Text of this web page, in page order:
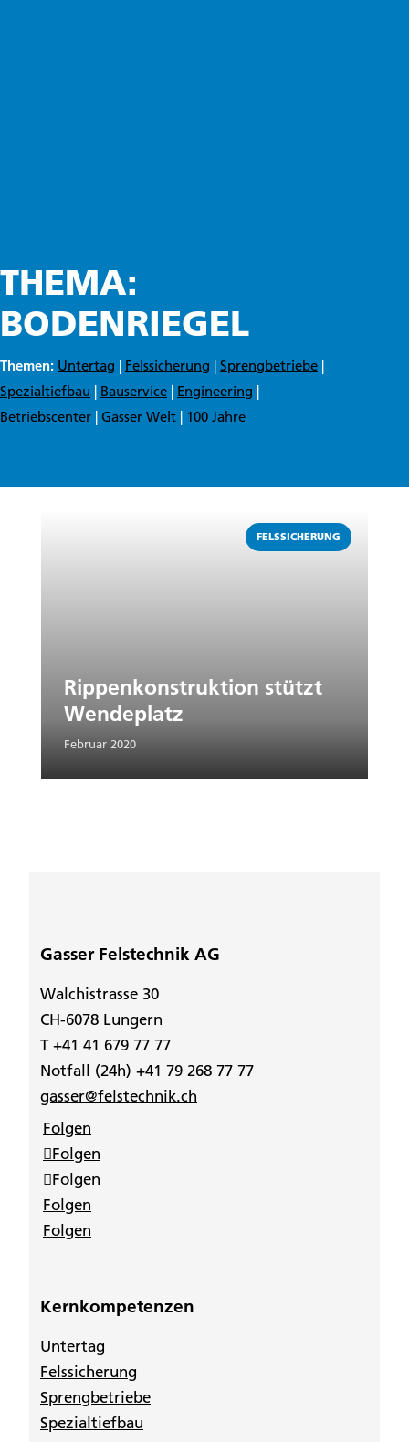
THEMA:
BODENRIEGEL
Themen: Untertag | Felssicherung | Sprengbetriebe |
Spezialtiefbau | Bauservice | Engineering |
Betriebscenter | Gasser Welt | 100 Jahre
FELSSICHERUNG
Rippenkonstruktion stützt
Wendeplatz
Februar 2020
Gasser Felstechnik AG
Walchistrasse 30
CH-6078 Lungern
T +41 41 679 77 77
Notfall (24h) +41 79 268 77 77
gasser@felstechnik.ch
Folgen
Folgen
Folgen
Folgen
Folgen
Kernkompetenzen
Untertag
Felssicherung
Sprengbetriebe
Spezialtiefbau